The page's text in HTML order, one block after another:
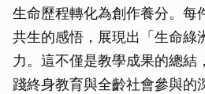
生命歷程轉化為創作養分。每
共生的感悟，展現出「生命綠
力。這不僅是教學成果的總結
踐終身教育與全齡社會參與的